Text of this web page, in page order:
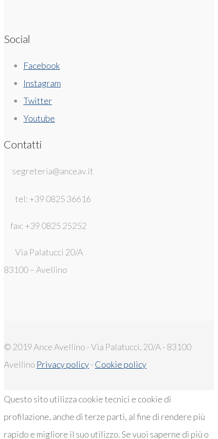
Social
Facebook
Instagram
Twitter
Youtube
Contatti
segreteria@anceav.it
tel: +39 0825 36616
fax: +39 0825 25252
Via Palatucci 20/A
83100 – Avellino
© 2019 Ance Avellino - Via Palatucci, 20/A - 83100
Avellino Privacy policy- Cookie policy
Questo sito utilizza cookie tecnici e cookie di
profilazione, anche di terze parti, al fine di rendere più
rapido e migliore il suo utilizzo. Se vuoi saperne di più o